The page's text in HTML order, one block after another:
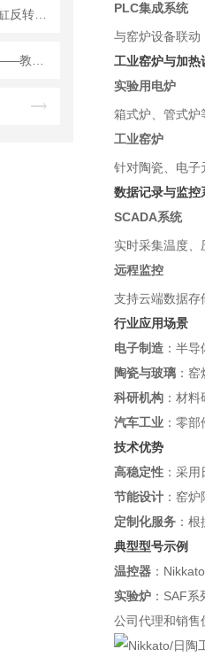
PLC集成系统
与窑炉设备联
工业窑炉与加热
实验用电炉
箱式炉、管式
工业窑炉
针对陶瓷、电子
数据记录与监控
SCADA系统
实时采集温度
远程监控
支持云端数据存
行业应用场景
电子制造：半导
陶瓷与玻璃：窑
科研机构：材料
汽车工业：零部
技术优势
高稳定性：采用
节能设计：窑炉
定制化服务：根
典型型号示例
温控器：
实验炉：SAF系
公司代理和销售